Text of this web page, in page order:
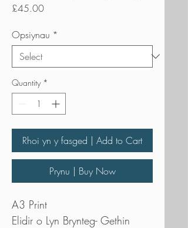
£45.00Price
Opsiynau *
Quantity *
Rhoi yn y fasged | Add to Cart
Prynu | Buy Now
A3 Print
Elidir o Lyn Brynteg- Gethin